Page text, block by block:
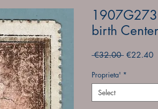
birth
€32.00 Regular
€22.40
Proprieta' *
Select